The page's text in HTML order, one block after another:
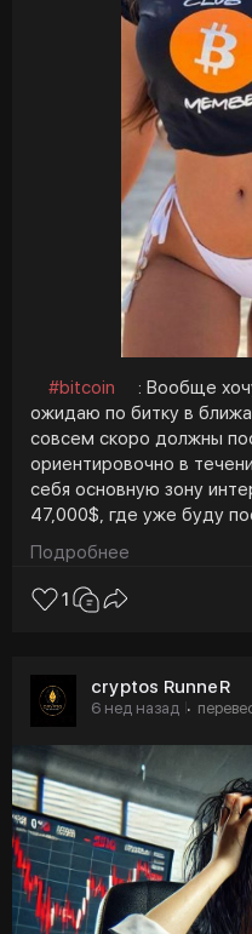
#bitcoin
: Вообще
ожидаю по битку в
совсем скоро должны
ориентировочно в
себя основную зону
47,000$, где уже буду
набирать лонговые
На графике хорошо
потери веры в рынок
в слабости, люди
такие моменты всегда
набора.
Пару дней назад многие
уже идёт на 70,000$, и
видно, кто не понимает
сейчас говорит: для
близко.
Подробнее
1
cryptos RunneR
6 нед назад ·